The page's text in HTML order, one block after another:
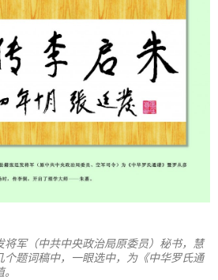
将军（中共中央政治局原委员）秘书，慧
个题词稿中，一眼选中，为《中华罗氏通